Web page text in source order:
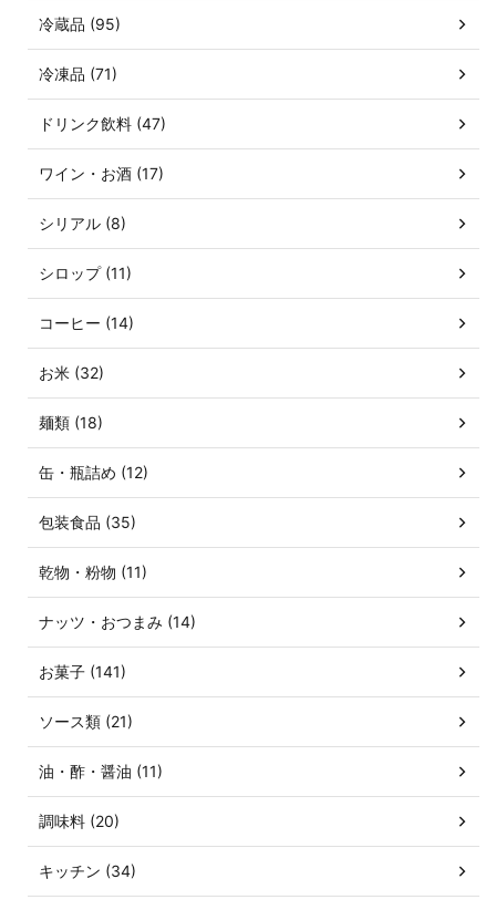
冷蔵品 (95)
冷凍品 (71)
ドリンク飲料 (47)
ワイン・お酒 (17)
シリアル (8)
シロップ (11)
コーヒー (14)
お米 (32)
麺類 (18)
缶・瓶詰め (12)
包装食品 (35)
乾物・粉物 (11)
ナッツ・おつまみ (14)
お菓子 (141)
ソース類 (21)
油・酢・醤油 (11)
調味料 (20)
キッチン (34)